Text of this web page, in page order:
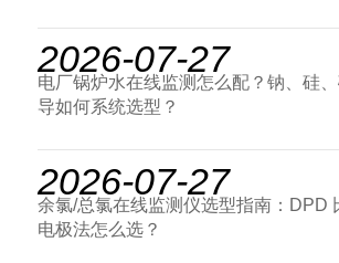
2026-07-27
电厂锅炉水在线监测怎么配？钠、硅
导如何系统选型？
2026-07-27
余氯/总氯在线监测仪选型指南：DPD
电极法怎么选？